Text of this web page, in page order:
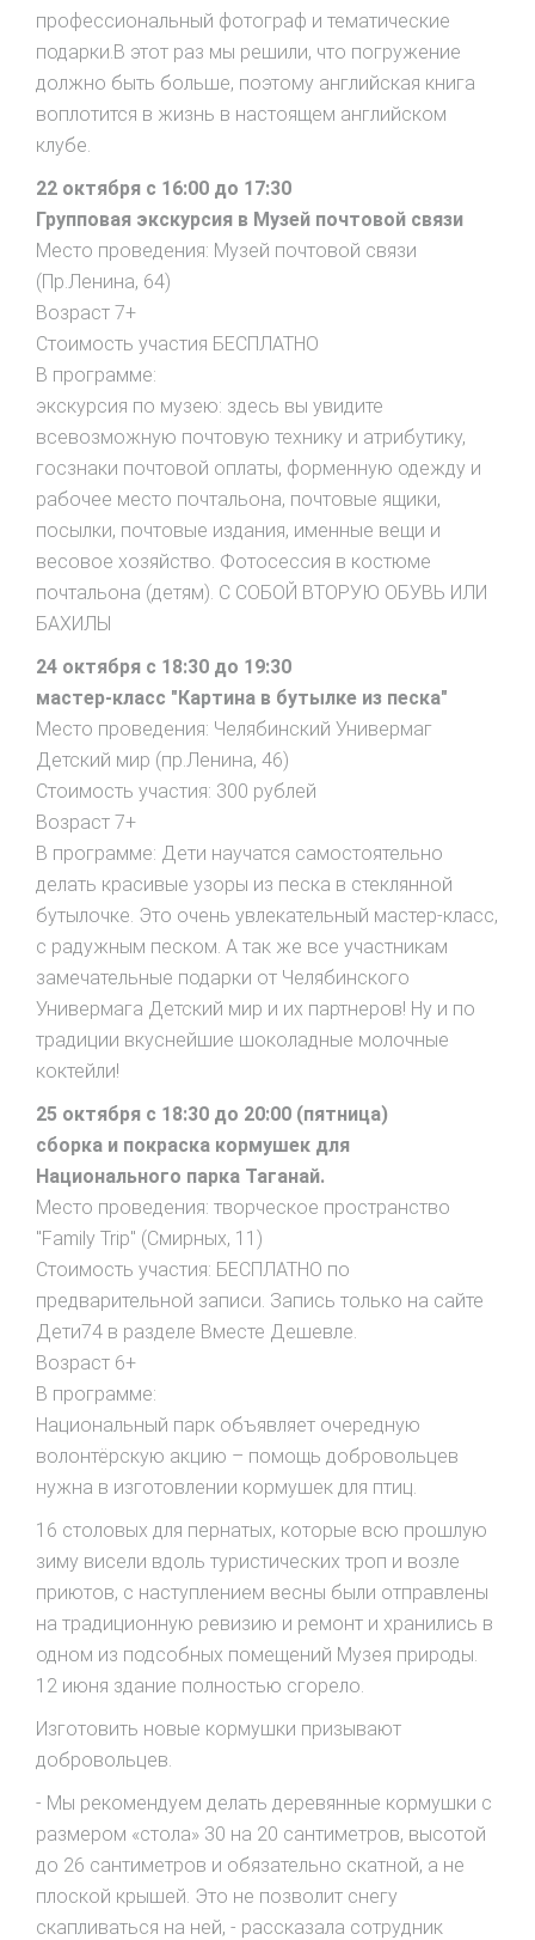
профессиональный фотограф и тематические
подарки.В этот раз мы решили, что погружение
должно быть больше, поэтому английская книга
воплотится в жизнь в настоящем английском
клубе.
22 октября с 16:00 до 17:30
Групповая экскурсия в Музей почтовой связи
Место проведения: Музей почтовой связи
(Пр.Ленина, 64)
Возраст 7+
Стоимость участия БЕСПЛАТНО
В программе:
экскурсия по музею: здесь вы увидите
всевозможную почтовую технику и атрибутику,
госзнаки почтовой оплаты, форменную одежду и
рабочее место почтальона, почтовые ящики,
посылки, почтовые издания, именные вещи и
весовое хозяйство. Фотосессия в костюме
почтальона (детям). С СОБОЙ ВТОРУЮ ОБУВЬ ИЛИ
БАХИЛЫ
24 октября с 18:30 до 19:30
мастер-класс "Картина в бутылке из песка"
Место проведения: Челябинский Универмаг
Детский мир (пр.Ленина, 46)
Стоимость участия: 300 рублей
Возраст 7+
В программе: Дети научатся самостоятельно
делать красивые узоры из песка в стеклянной
бутылочке. Это очень увлекательный мастер-класс,
с радужным песком. А так же все участникам
замечательные подарки от Челябинского
Универмага Детский мир и их партнеров! Ну и по
традиции вкуснейшие шоколадные молочные
коктейли!
25 октября с 18:30 до 20:00 (пятница)
сборка и покраска кормушек для
Национального парка Таганай.
Место проведения: творческое пространство
"Family Trip" (Смирных, 11)
Стоимость участия: БЕСПЛАТНО по
предварительной записи. Запись только на сайте
Дети74 в разделе Вместе Дешевле.
Возраст 6+
В программе:
Национальный парк объявляет очередную
волонтёрскую акцию – помощь добровольцев
нужна в изготовлении кормушек для птиц.
16 столовых для пернатых, которые всю прошлую
зиму висели вдоль туристических троп и возле
приютов, с наступлением весны были отправлены
на традиционную ревизию и ремонт и хранились в
одном из подсобных помещений Музея природы.
12 июня здание полностью сгорело.
Изготовить новые кормушки призывают
добровольцев.
- Мы рекомендуем делать деревянные кормушки с
размером «стола» 30 на 20 сантиметров, высотой
до 26 сантиметров и обязательно скатной, а не
плоской крышей. Это не позволит снегу
скапливаться на ней, - рассказала сотрудник